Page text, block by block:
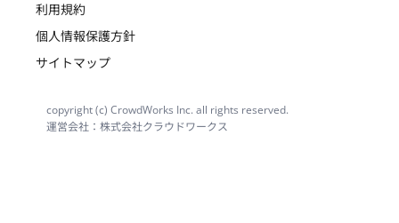
利用規約
個人情報保護方針
サイトマップ
copyright (c) CrowdWorks Inc. all rights reserved.
運営会社：株式会社クラウドワークス